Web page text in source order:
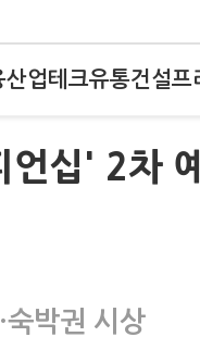
산업테크유통건설프
십' 2차 예
박권 시상